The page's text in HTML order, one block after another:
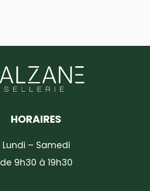
HORAIRES
Lundi – Samedi
de 9h30 à 19h30